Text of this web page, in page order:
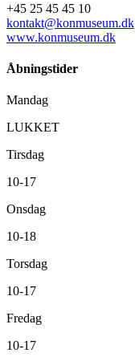
+45 25 45 45 10
kontakt@konmuseum.dk
www.konmuseum.dk
Åbningstider
Mandag
LUKKET
Tirsdag
10-17
Onsdag
10-18
Torsdag
10-17
Fredag
10-17